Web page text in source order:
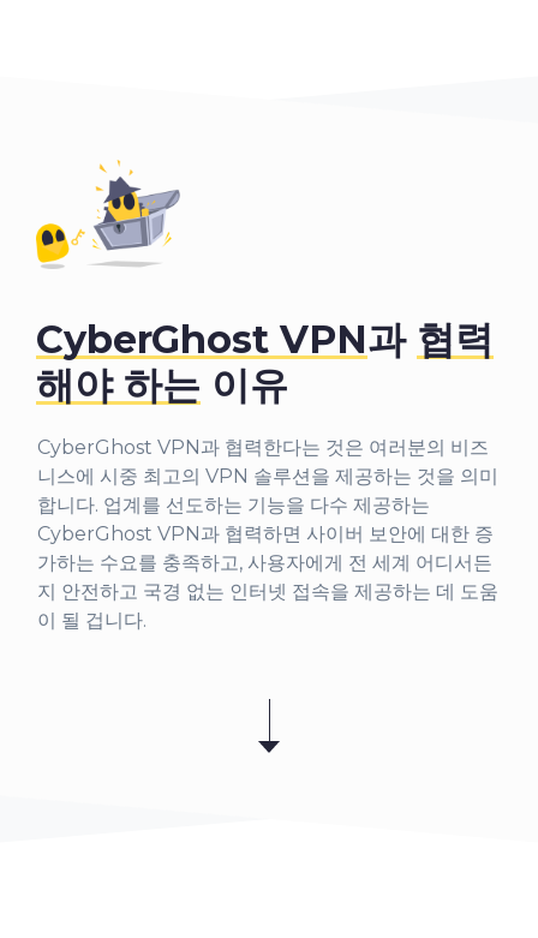
CyberGhost VPN과 협력
해야 하는 이유
CyberGhost VPN과 협력한다는 것은 여러분의 비즈
니스에 시중 최고의 VPN 솔루션을 제공하는 것을 의미
합니다. 업계를 선도하는 기능을 다수 제공하는
CyberGhost VPN과 협력하면 사이버 보안에 대한 증
가하는 수요를 충족하고, 사용자에게 전 세계 어디서든
지 안전하고 국경 없는 인터넷 접속을 제공하는 데 도움
이 될 겁니다.